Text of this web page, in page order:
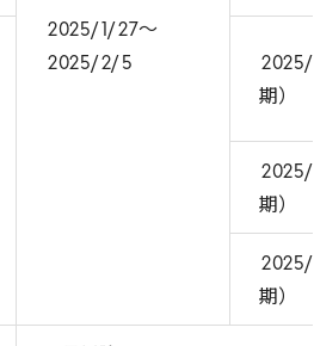
2025/ /27～
2025/2/ 5 2025/
期）
2025/
期）
2025/
期）